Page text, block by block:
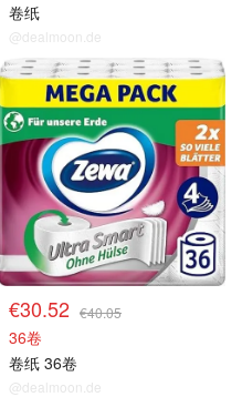
卷纸
@dealmoon.de
€30.52 €40.05
36卷
卷纸 36卷
@dealmoon.de